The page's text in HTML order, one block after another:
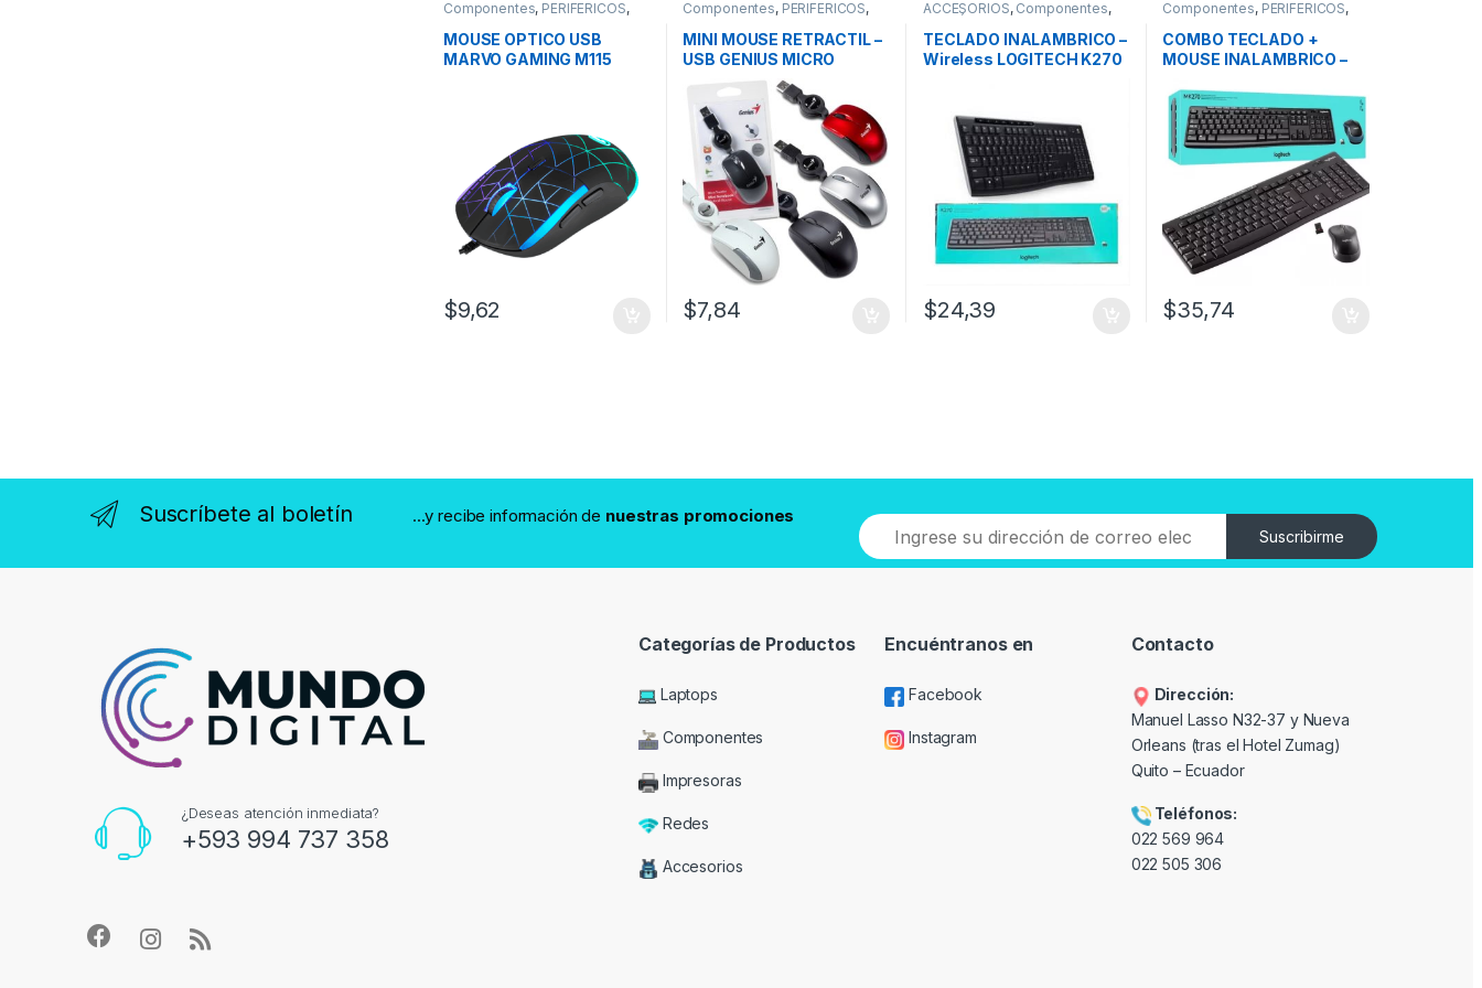
Componentes, PERIFÉRICOS,
Mouse
MOUSE OPTICO USB
MARVO GAMING M115
$9,62
Componentes, PERIFÉRICOS,
Mouse
MINI MOUSE RETRACTIL –
USB GENIUS MICRO
TRAVELER – COLORES
$7,84
ACCESORIOS, Componentes,
Mouse
TECLADO INALAMBRICO –
Wireless LOGITECH K270
$24,39
Componentes, PERIFÉRICOS,
Mouse
COMBO TECLADO +
MOUSE INALAMBRICO –
MK270
$35,74
Suscríbete al boletín ...y recibe información de nuestras promociones
Suscribirme
¿Deseas atención inmediata?
+593 994 737 358
Categorías de Productos
Laptops
Componentes
Impresoras
Redes
Accesorios
Encuéntranos en
Facebook
Instagram
Contacto
Dirección:
Manuel Lasso N32-37 y Nueva
Orleans (tras el Hotel Zumag)
Quito – Ecuador
Teléfonos:
022 569 964
022 505 306